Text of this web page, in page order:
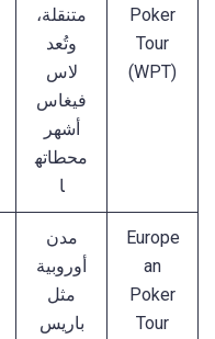
Poker
Tour
(WPT)
متنقلة،
وتُعد
لاس
فيغاس
أشهر
محطاته
ا
Europe
an
Poker
Tour
مدن
أوروبية
مثل
باريس